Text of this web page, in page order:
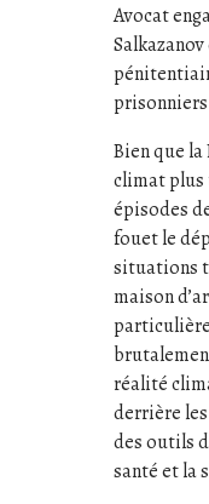
Avocat
Bien que
climat plus
épisodes
fouet le
situations
maison
réalité
derrière
des outils
santé et la